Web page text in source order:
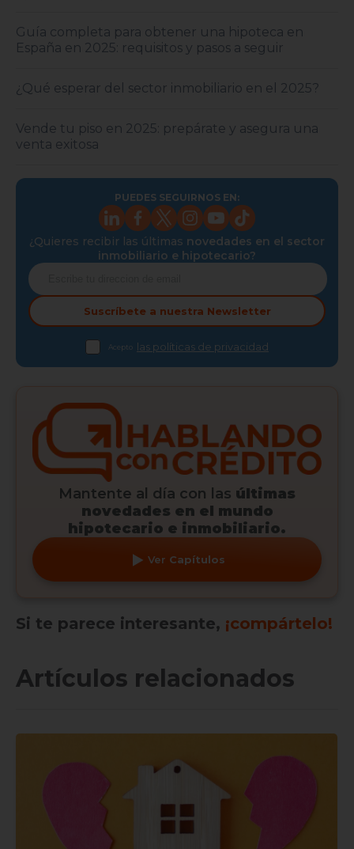
Guía completa para obtener una hipoteca en
España en 2025: requisitos y pasos a seguir
¿Qué esperar del sector inmobiliario en el 2025?
Vende tu piso en 2025: prepárate y asegura una
venta exitosa
PUEDES SEGUIRNOS EN:
¿Quieres recibir las últimas novedades en el sector
inmobiliario e hipotecario?
Suscríbete a nuestra Newsletter
Acepto las políticas de privacidad
Mantente al día con las últimas
novedades en el mundo
hipotecario e inmobiliario.
Ver Capítulos
Si te parece interesante, ¡compártelo!
Artículos relacionados